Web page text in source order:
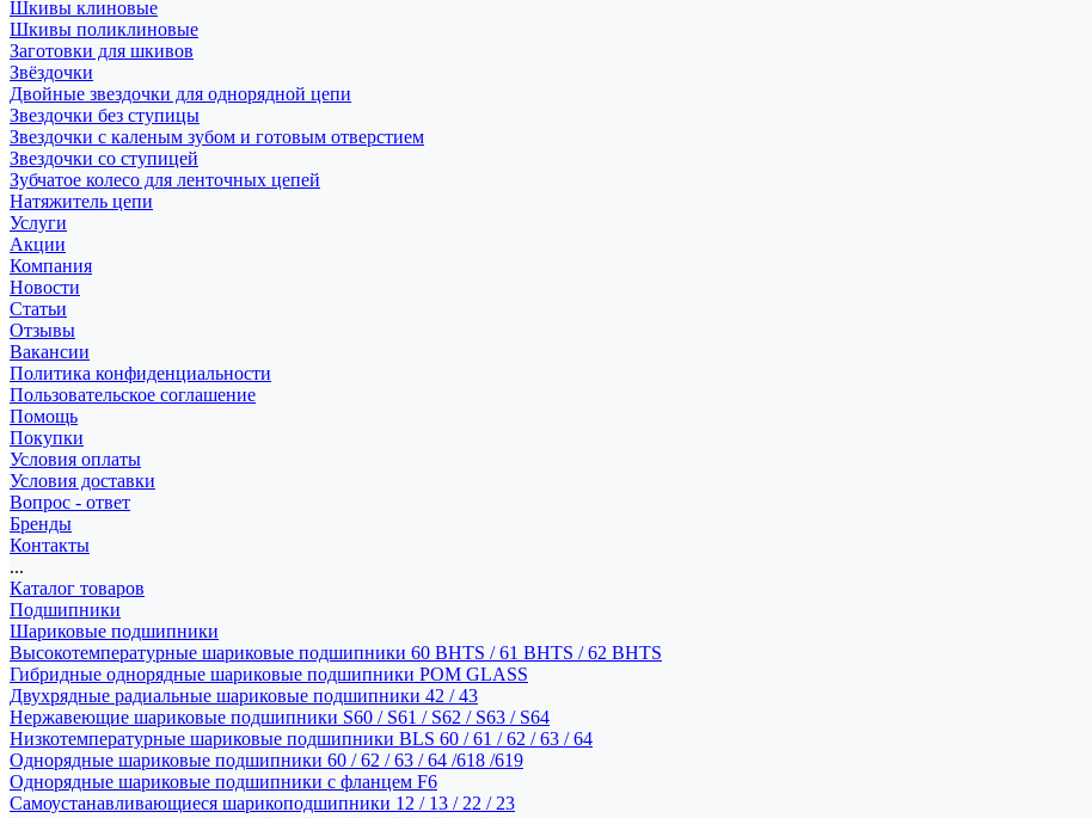
Шкивы клиновые
Шкивы поликлиновые
Заготовки для шкивов
Звёздочки
Двойные звездочки для однорядной цепи
Звездочки без ступицы
Звездочки с каленым зубом и готовым отверстием
Звездочки со ступицей
Зубчатое колесо для ленточных цепей
Натяжитель цепи
Услуги
Акции
Компания
Новости
Статьи
Отзывы
Вакансии
Политика конфиденциальности
Пользовательское соглашение
Помощь
Покупки
Условия оплаты
Условия доставки
Вопрос - ответ
Бренды
Контакты
...
Каталог товаров
Подшипники
Шариковые подшипники
Высокотемпературные шариковые подшипники 60 BHTS / 61 BHTS / 62 BHTS
Гибридные однорядные шариковые подшипники POM GLASS
Двухрядные радиальные шариковые подшипники 42 / 43
Нержавеющие шариковые подшипники S60 / S61 / S62 / S63 / S64
Низкотемпературные шариковые подшипники BLS 60 / 61 / 62 / 63 / 64
Однорядные шариковые подшипники 60 / 62 / 63 / 64 /618 /619
Однорядные шариковые подшипники с фланцем F6
Самоустанавливающиеся шарикоподшипники 12 / 13 / 22 / 23